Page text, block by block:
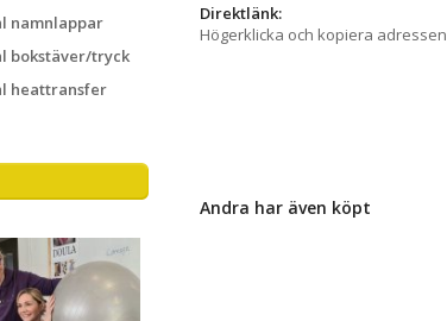
namnlappar
bokstäver/tryck
heattransfer
Direktlänk:
Högerklicka och kopiera adressen
Andra har även köpt